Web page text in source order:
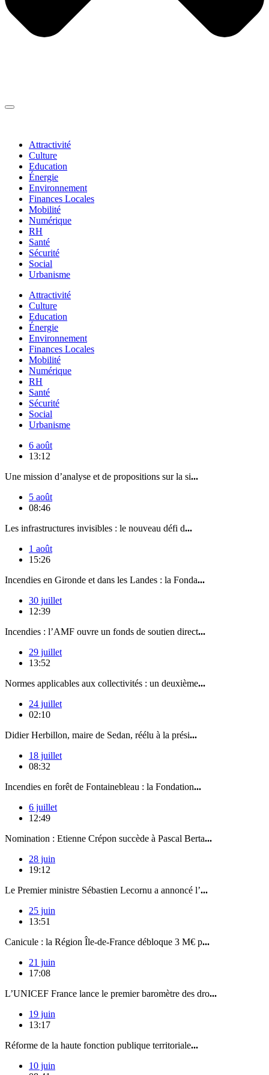
Attractivité
Culture
Education
Énergie
Environnement
Finances Locales
Mobilité
Numérique
RH
Santé
Sécurité
Social
Urbanisme
Attractivité
Culture
Education
Énergie
Environnement
Finances Locales
Mobilité
Numérique
RH
Santé
Sécurité
Social
Urbanisme
6 août
13:12
Une mission d’analyse et de propositions sur la si...
5 août
08:46
Les infrastructures invisibles : le nouveau défi d...
1 août
15:26
Incendies en Gironde et dans les Landes : la Fonda...
30 juillet
12:39
Incendies : l’AMF ouvre un fonds de soutien direct...
29 juillet
13:52
Normes applicables aux collectivités : un deuxième...
24 juillet
02:10
Didier Herbillon, maire de Sedan, réélu à la prési...
18 juillet
08:32
Incendies en forêt de Fontainebleau : la Fondation...
6 juillet
12:49
Nomination : Etienne Crépon succède à Pascal Berta...
28 juin
19:12
Le Premier ministre Sébastien Lecornu a annoncé l’...
25 juin
13:51
Canicule : la Région Île-de-France débloque 3 M€ p...
21 juin
17:08
L’UNICEF France lance le premier baromètre des dro...
19 juin
13:17
Réforme de la haute fonction publique territoriale...
10 juin